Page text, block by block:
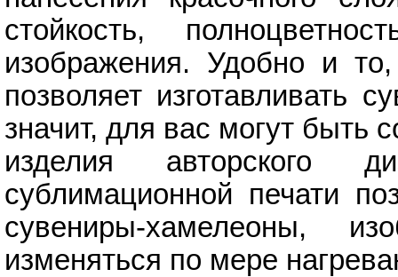
стойкость,
изображения. Удобно и
позволяет изготавливать
значит, для вас могут быть
изделия авторского
сублимационной печати
сувениры-хамелеоны,
изменяться по мере